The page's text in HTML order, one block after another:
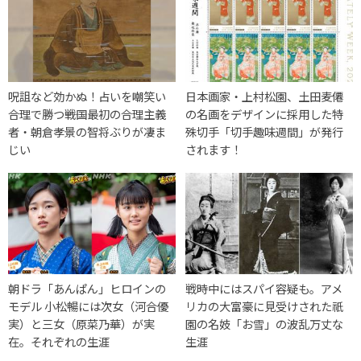
呪詛など効かぬ！占いを嘲笑い
合理で勝つ――戦国最初の合理主義
者・朝倉孝景の智将ぶりが凄ま
じい
日本画家・上村松園、土田麦僊
の名画をデザインに採用した特
殊切手「切手趣味週間」が発行
されます！
朝ドラ「あんぱん」ヒロインの
モデル 小松暢には次女（河合優
実）と三女（原菜乃華）が実
在。それぞれの生涯
戦時中にはスパイ容疑も。アメ
リカの大富豪に見受けされた祇
園の名妓「お雪」の波乱万丈な
生涯